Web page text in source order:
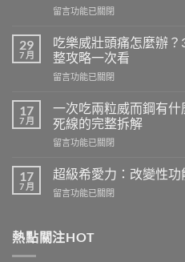
在
天
吃
樂
威
會
怎
樣？
從
實
案
例、
學
風
留言功能已關閉
29
7 月
吃樂威壯頭痛怎麼辦
整攻略一次看
在
威
壯
頭
怎
辦？
鐘
留言功能已關閉
17
7 月
一次吃兩粒威而鋼有
死線的完整拆解
在
次
吃
兩
而
留言功能已關閉
17
7 月
超級希愛力：改變性
在
希
愛
留言功能已關閉
熱點關注HOT